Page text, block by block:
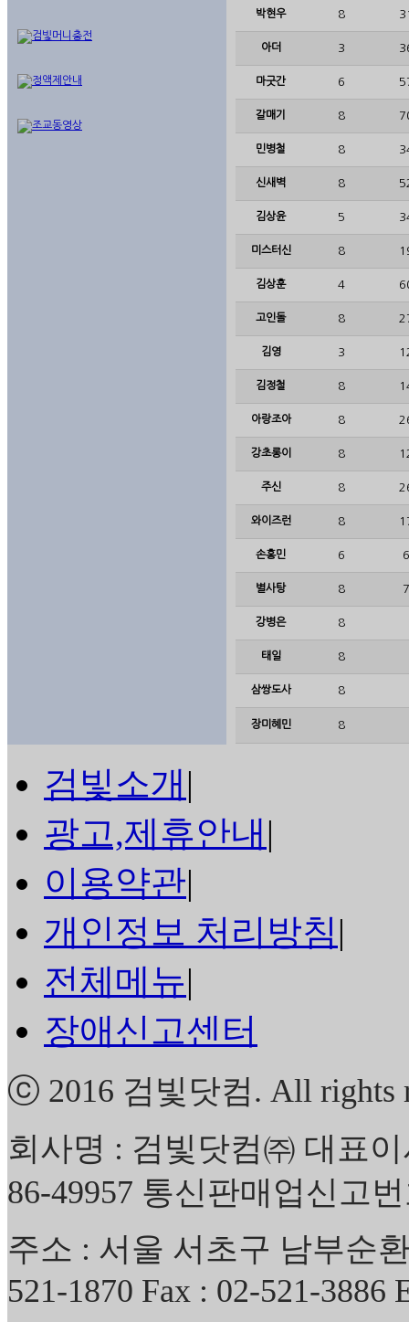
박현우 8
아더 3
마굿간 6
갈매기 8
민병철 8
신새벽 8
김상윤 5
미스터신 8
김상훈 4
고인돌 8
김영 3
김정철 8
아랑조아 8
강초롱이 8
주신 8
와이즈런 8
손홍민 6
별사탕 8
강병은 8
태일 8
삼쌍도사 8
장미혜민 8
검빛소개|
광고,제휴안내|
이용약관|
개인정보 처리방침 |
전체메뉴|
장애신고센터
ⓒ 2016 검빛닷컴. All rights
회사명 : 검빛닷컴㈜ 대표
86-49957 통신판매업신고
주소 : 서울 서초구 남부순
521-1870 Fax : 02-521-3886